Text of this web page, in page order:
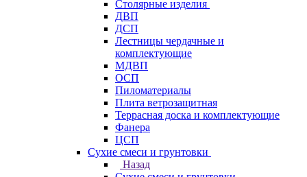
Столярные изделия
ДВП
ДСП
Лестницы чердачные и
комплектующие
МДВП
ОСП
Пиломатериалы
Плита ветрозащитная
Террасная доска и комплектующие
Фанера
ЦСП
Сухие смеси и грунтовки
Назад